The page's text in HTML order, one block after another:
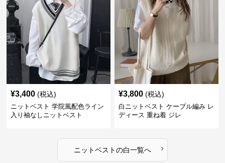
¥3,400 (税込)
ニットベスト 学院風配色ライン
入り袖なしニットベスト
¥3,800 (税込)
白ニットベスト ケーブル編み レ
ディース 重ね着 ジレ
ニットベストの白一覧へ ›